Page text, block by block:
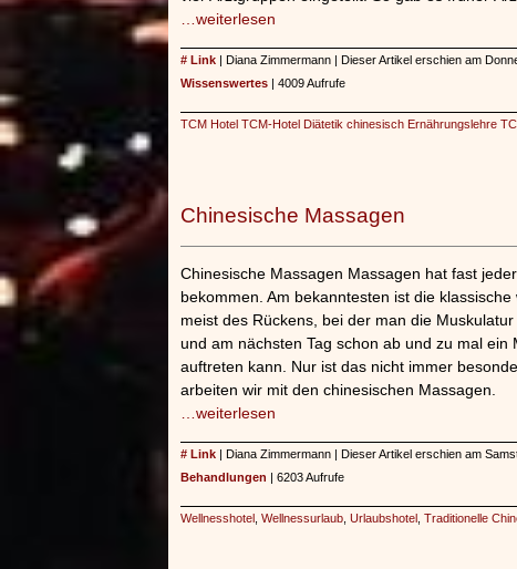
…weiterlesen
# Link | Diana Zimmermann | Dieser Artikel erschien am
Wissenswertes | 4009 Aufrufe
TCM Hotel TCM-Hotel Diätetik chinesisch Ernährungslehre
Chinesische Massagen
Chinesische Massagen Massagen hat fast
bekommen. Am bekanntesten ist die klassische
meist des Rückens, bei der man die
und am nächsten Tag schon ab und zu mal ein
auftreten kann. Nur ist das nicht immer
arbeiten wir mit den chinesischen Massagen.
…weiterlesen
# Link | Diana Zimmermann | Dieser Artikel erschien am
Behandlungen | 6203 Aufrufe
Wellnesshotel Wellnessurlaub Urlaubshotel Traditionelle